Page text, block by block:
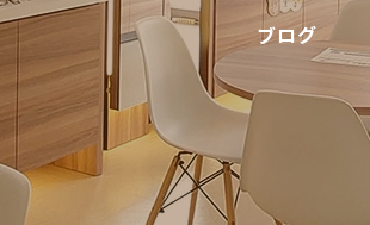
ブログ